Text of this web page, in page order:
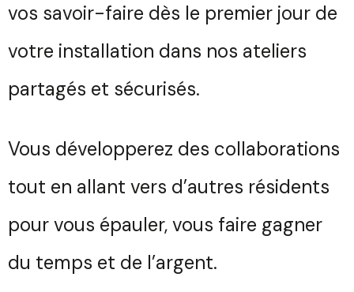
vos savoir-faire dès le premier jour de
votre installation dans nos ateliers
partagés et sécurisés.
Vous développerez des collaborations
tout en allant vers d’autres résidents
pour vous épauler, vous faire gagner
du temps et de l’argent.
Vous souhaitez des